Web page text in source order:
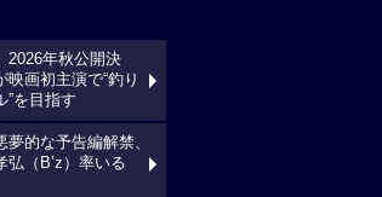
2026年秋公開決
映画初主演で“釣り
”を目指す
夢的な予告編解禁、
弘（B’z）率いる